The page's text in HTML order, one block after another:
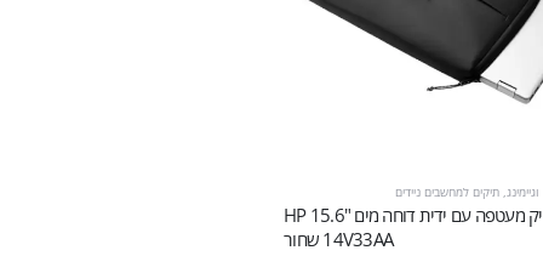
, תיקים למחשבים ניידים
תיק מעטפה עם ידית דוחה מים HP 15.6"
14V33AA שחור